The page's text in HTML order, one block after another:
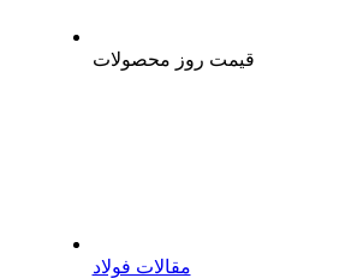
قیمت روز محصولات
مقالات فولاد